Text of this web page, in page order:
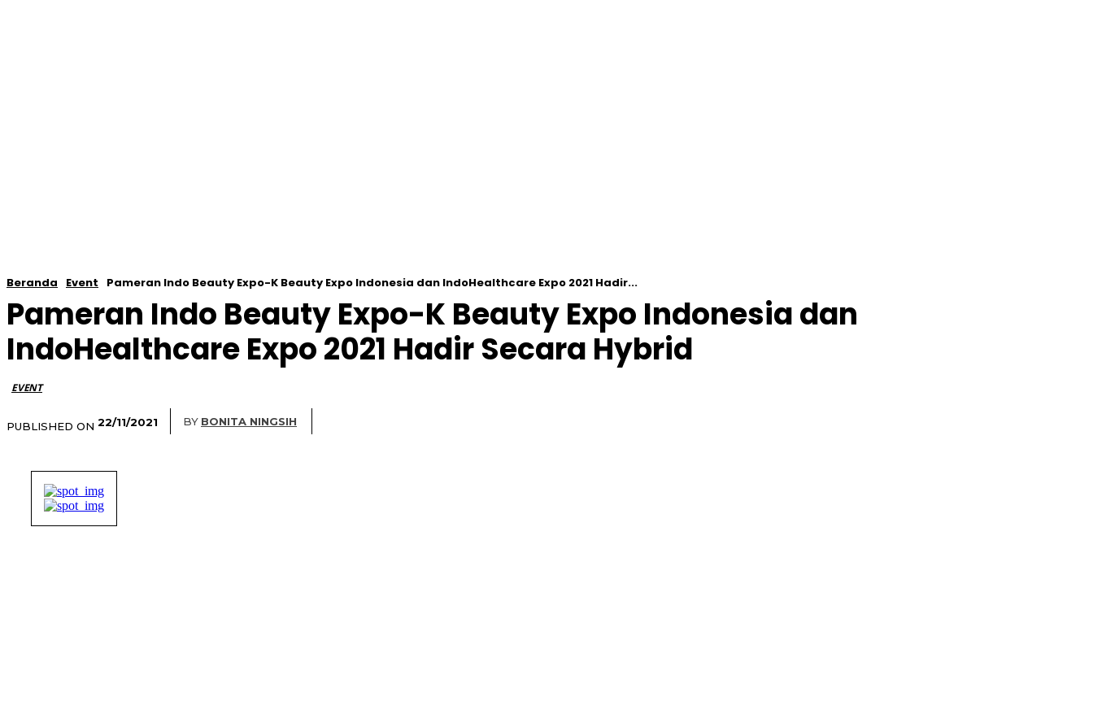
Beranda Event Pameran Indo Beauty Expo-K Beauty Expo Indonesia dan IndoHealthcare Expo 2021 Hadir...
Pameran Indo Beauty Expo-K Beauty Expo Indonesia dan
IndoHealthcare Expo 2021 Hadir Secara Hybrid
EVENT
PUBLISHED ON 22/11/2021 BY BONITA NINGSIH